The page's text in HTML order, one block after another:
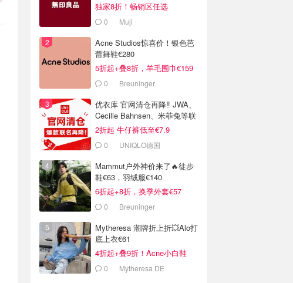
独家8折！畅销区任选
0 Muji
Acne Studios惊喜价！银色芭
蕾舞鞋€280
5折起+叠8折，羊毛围巾€159
0 Breuninger
优衣库 官网清仓再降‼️ JWA、
Cecilie Bahnsen、米菲兔等联
名
2折起 牛仔裤低至€7.9
0 UNIQLO德国
Mammut户外神价来了🔥徒步
鞋€63，羽绒服€140
6折起+8折，换季外套€57
0 Breuninger
Mytheresa 潮牌折上折💥Alo打
底上衣€61
4折起+叠9折！Acne小白鞋
€2640 Mytheresa DE